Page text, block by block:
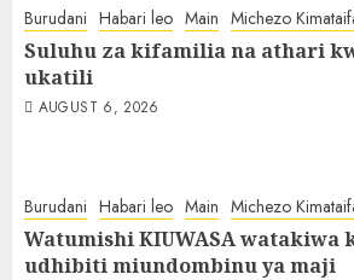
Burudani Habari leo Main Michezo
Suluhu za kifamilia na athari
ukatili
AUGUST 6, 2026
Burudani Habari leo Main Michezo
Watumishi KIUWASA watakiwa
udhibiti miundombinu ya maji